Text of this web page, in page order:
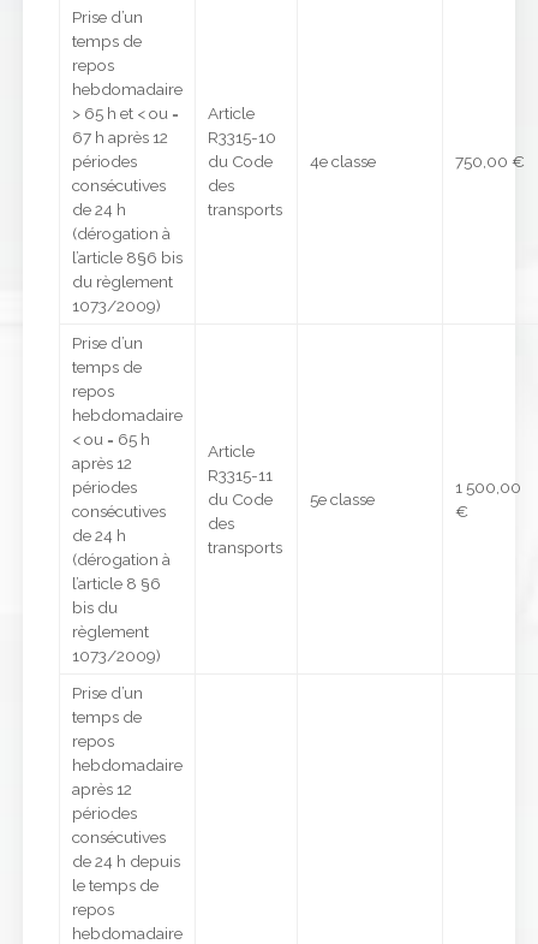
Prise d’un
temps de
repos
hebdomadaire
> 65 h et < ou =
67 h après 12
périodes
consécutives
de 24 h
(dérogation à
l’article 8§6 bis
du règlement
1073/2009)
Article
R3315-10
du Code
des
transports
4e classe 750,00 €
Prise d’un
temps de
repos
hebdomadaire
< ou = 65 h
après 12
périodes
consécutives
de 24 h
(dérogation à
l’article 8 §6
bis du
règlement
1073/2009)
Article
R3315-11
du Code
des
transports
5e classe
1 500,00
€
Prise d’un
temps de
repos
hebdomadaire
après 12
périodes
consécutives
de 24 h depuis
le temps de
repos
hebdomadaire